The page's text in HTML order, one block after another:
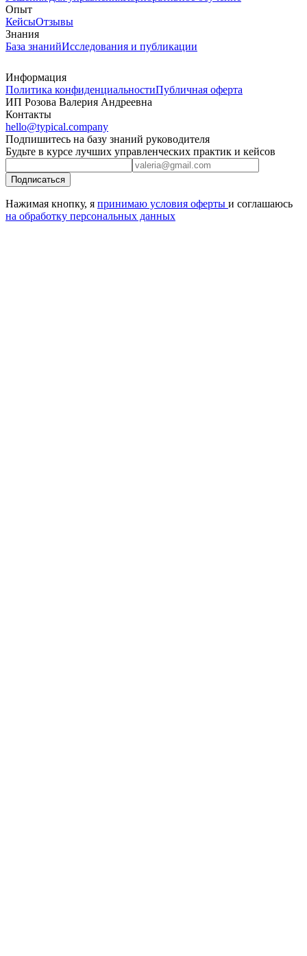
Опыт
КейсыОтзывы
Знания
База знанийИсследования и публикации
Информация
Политика конфиденциальностиПубличная оферта
ИП Розова Валерия Андреевна
Контакты
hello@typical.company
Подпишитесь на базу знаний руководителя
Будьте в курсе лучших управленческих практик и кейсов
Подписаться
Нажимая кнопку, я принимаю условия оферты и соглашаюсь
на обработку персональных данных